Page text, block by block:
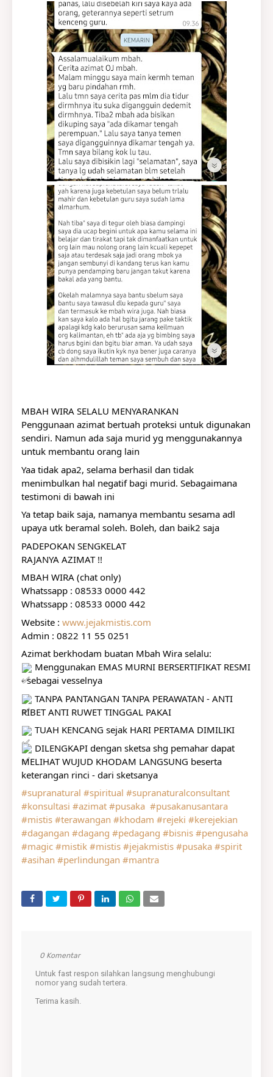
MBAH WIRA SELALU MENYARANKAN
Penggunaan azimat bertuah proteksi untuk digunakan
sendiri. Namun ada saja murid yg menggunakannya
untuk membantu orang lain
Yaa tidak apa2, selama berhasil dan tidak
menimbulkan hal negatif bagi murid. Sebagaimana
testimoni di bawah ini
Ya tetap baik saja, namanya membantu sesama adl
upaya utk beramal soleh. Boleh, dan baik2 saja
PADEPOKAN SENGKELAT
RAJANYA AZIMAT !!
MBAH WIRA (chat only)
Whatssapp : 08533 0000 442
Whatssapp : 08533 0000 442
Website : www.jejakmistis.com
Admin : 0822 11 55 0251
Azimat berkhodam buatan Mbah Wira selalu:
Menggunakan EMAS MURNI BERSERTIFIKAT RESMI
- sebagai vesselnya
TANPA PANTANGAN TANPA PERAWATAN - ANTI
RIBET ANTI RUWET TINGGAL PAKAI
TUAH KENCANG sejak HARI PERTAMA DIMILIKI
DILENGKAPI dengan sketsa shg pemahar dapat
MELIHAT WUJUD KHODAM LANGSUNG beserta
keterangan rinci - dari sketsanya
#supranatural #spiritual #supranaturalconsultant
#konsultasi #azimat #pusaka #pusakanusantara
#mistis #terawangan #khodam #rejeki #kerejekian
#dagangan #dagang #pedagang #bisnis #pengusaha
#magic #mistik #mistis #jejakmistis #pusaka #spirit
#asihan #perlindungan #mantra
0 Komentar
Untuk fast respon silahkan langsung menghubungi
nomor yang sudah tertera.
Terima kasih.